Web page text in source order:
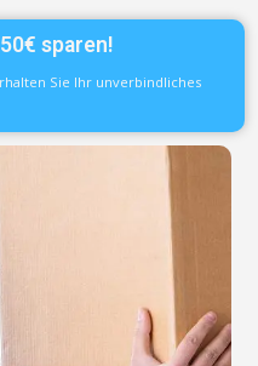
sparen!
Sie Ihr unverbindliches